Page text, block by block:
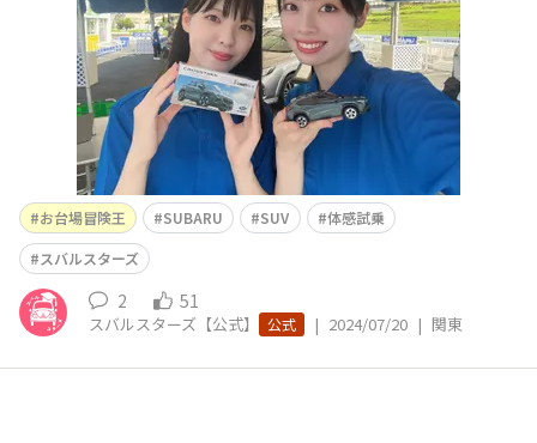
お台場冒険王 SUBARU SUV
体感試乗
スバルスターズ
2 51
スバルスターズ【公式】 公式 | 2024/07/20 | 関東